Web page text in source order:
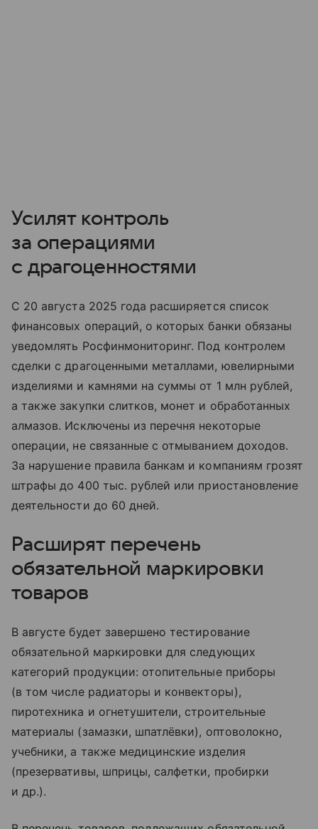
Усилят контроль
за операциями
с драгоценностями
С 20 августа 2025 года расширяется список
финансовых операций, о которых банки обязаны
уведомлять Росфинмониторинг. Под контролем
сделки с драгоценными металлами, ювелирными
изделиями и камнями на суммы от 1 млн рублей,
а также закупки слитков, монет и обработанных
алмазов. Исключены из перечня некоторые
операции, не связанные с отмыванием доходов.
За нарушение правила банкам и компаниям грозят
штрафы до 400 тыс. рублей или приостановление
деятельности до 60 дней.
Расширят перечень
обязательной маркировки
товаров
В августе будет завершено тестирование
обязательной маркировки для следующих
категорий продукции: отопительные приборы
(в том числе радиаторы и конвекторы),
пиротехника и огнетушители, строительные
материалы (замазки, шпатлёвки), оптоволокно,
учебники, а также медицинские изделия
(презервативы, шприцы, салфетки, пробирки
и др.).